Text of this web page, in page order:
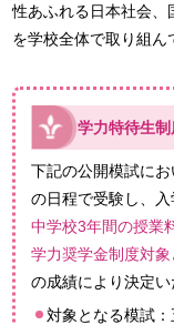
性あふれる日本社会、
を学校全体で取り組ん
学力特待生
下記の公開模試に
の日程で受験し、入
中学校3年間の授業
学力奨学金制度対象
の成績により決定い
対象となる模試